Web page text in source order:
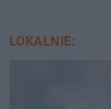
LOKALNIE: